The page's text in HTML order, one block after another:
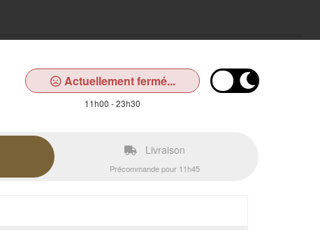
Actuellement fermé...
11h00 - 23h30
Livraison
Précommande pour 11h45